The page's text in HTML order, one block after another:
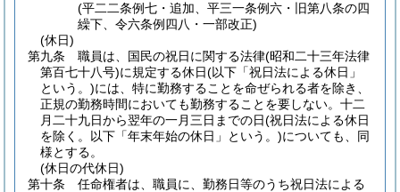
(平二二条例七・追加、平三一条例六・旧第八条の四
繰下、令六条例四八・一部改正)
(休日)
第九条
職員は、国民の祝日に関する法律(昭和二十三年法律
第百七十八号)に規定する休日(以下「祝日法による休日」
という。)には、特に勤務することを命ぜられる者を除き、
正規の勤務時間においても勤務することを要しない。 十二
月二十九日から翌年の一月三日までの日(祝日法による休日
を除く。以下「年末年始の休日」という。)についても、同
様とする。
(休日の代休日)
第十条
任命権者は、職員に、勤務日等のうち祝日法による